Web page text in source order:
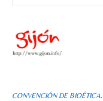
CONVENCIÓN DE BIOÉTICA.